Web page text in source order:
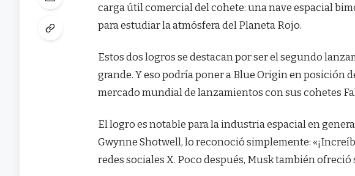
carga útil comercial del cohete: una nave espacial
para estudiar la atmósfera del Planeta Rojo.
Estos dos logros se destacan por ser el segundo
grande. Y eso podría poner a Blue Origin en posición
mercado mundial de lanzamientos con sus cohetes
El logro es notable para la industria espacial en
Gwynne Shotwell, lo reconoció simplemente:
redes sociales X. Poco después, Musk también